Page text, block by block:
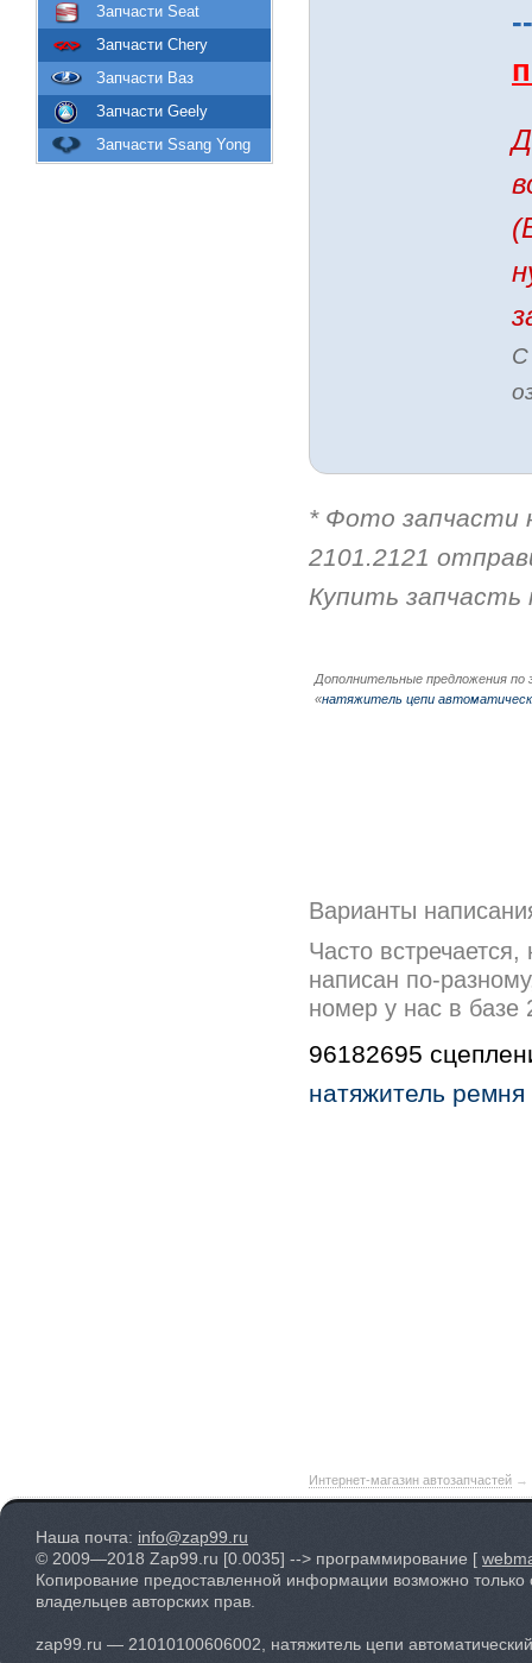
С
* Фото запчасти
2101.2121
Купить
Дополнительные предложения
«натяжитель цепи
Варианты
Часто
написан по-
номер у нас в базе
96182695
натяжитель
Запчасти Seat
Запчасти Chery
Запчасти Ваз
Запчасти Geely
Запчасти Ssang Yong
Интернет-магазин автозапчастей →
Наша почта: info@zap99.ru
© 2009—2018 Zap99.ru [0.0035] --> программирование [
Копирование предоставленной информации возможно только
владельцев авторских прав.
zap99.ru — 21010100606002, натяжитель цепи